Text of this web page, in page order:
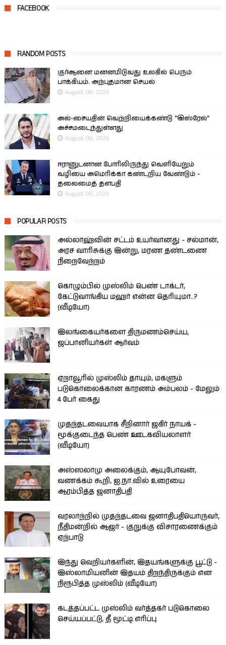
FACEBOOK
RANDOM POSTS
குர்ஆனை மனனமிடுவது உலகில் பெரும்
பாக்கியம். அற்புதமான செயல்
August 08, 2026
அல்-சையதின் வெற்றியைக்கண்டு "இஸ்ரேல்"
அச்சமடைந்துள்ளது
August 08, 2026
ஈரானுடனான போரிலிருந்து வெளியேறும்
வழியை அமெரிக்கா கண்டறிய வேண்டும் -
தலைமைத் தளபதி
August 08, 2026
POPULAR POSTS
அல்லாஹ்வின் சட்டம் உயர்வானது - சல்மான்,
அரச வாரிசுக்கு இன்று, மரண தண்டணை
நிறைவேற்றம்
கொழும்பில் முஸ்லிம் பெண் டாக்டர்,
கேட்டுவாங்கிய மஹர் என்ன தெரியுமா..?
(வீடியோ)
இலங்கையர்களை திருமணம்செய்ய,
ஜப்பானியர்கள் ஆர்வம்
ஏறாவூரில் முஸ்லிம் தாயும், மகளும்
படுகொலைக்கான காரணம் அம்பலம் - மேலும்
4 பேர் கைது
முதற்தடவையாக சீறினார் ஜகிர் நாயக் -
மூக்குடைந்த பெண் ஊடகவியலாளர்
(வீடியோ)
அஸ்ஸலாமு அலைக்கும், ஆயுபோவன்,
வணக்கம் கூறி, ஐ.நா.வில் உரையை
ஆரம்பித்த ஜனாதிபதி
வரலாற்றில் முதற்தடவை ஜனாதிபதியொருவர்,
நீதிமன்றில் ஆஜர் - குறுக்கு விசாரணைக்கும்
ஏற்பாடு
இந்து வெறியர்களின், இதயங்களுக்கு பூட்டு -
இஸ்லாமியனின் இதயம் திறந்திருக்கும் என
நிரூபித்த முஸ்லிம் (வீடியோ)
கடத்தப்பட்ட முஸ்லிம் வர்த்தகர் படுகொலை
செய்யப்பட்டு, தீ மூட்டி எரிப்பு